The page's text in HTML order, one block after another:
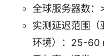
全球服务器数
实测延迟范围（
环境）：25-60